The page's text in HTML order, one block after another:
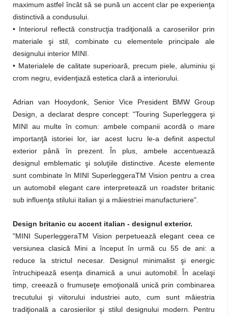
maximum astfel încât să se pună un accent clar pe experienţa
distinctivă a condusului.
• Interiorul reflectă construcţia tradiţională a caroseriilor prin
materiale şi stil, combinate cu elementele principale ale
designului interior MINI.
• Materialele de calitate superioară, precum piele, aluminiu şi
crom negru, evidenţiază estetica clară a interiorului.
Adrian van Hooydonk, Senior Vice President BMW Group
Design, a declarat despre concept: "Touring Superleggera şi
MINI au multe în comun: ambele companii acordă o mare
importanţă istoriei lor, iar acest lucru le-a definit aspectul
exterior până în prezent. În plus, ambele accentuează
designul emblematic şi soluţiile distinctive. Aceste elemente
sunt combinate în MINI SuperleggeraTM Vision pentru a crea
un automobil elegant care interpretează un roadster britanic
sub influenţa stilului italian şi a măiestriei manufacturiere".
Design britanic cu accent italian - designul exterior.
"MINI SuperleggeraTM Vision perpetuează elegant ceea ce
versiunea clasică Mini a început în urmă cu 55 de ani: a
reduce la strictul necesar. Designul minimalist şi energic
întruchipează esenţa dinamică a unui automobil. În acelaşi
timp, creează o frumuseţe emoţională unică prin combinarea
trecutului şi viitorului industriei auto, cum sunt măiestria
tradiţională a carosierilor şi stilul designului modern. Pentru